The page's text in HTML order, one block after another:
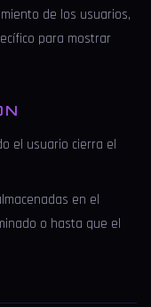
de los usuarios,
para mostrar
el usuario cierra el
en el
o hasta que el